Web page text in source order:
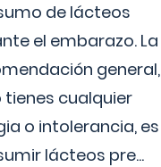
de lácteos
el embarazo. La
general,
tienes cualquier
o intolerancia, es
lácteos pre...